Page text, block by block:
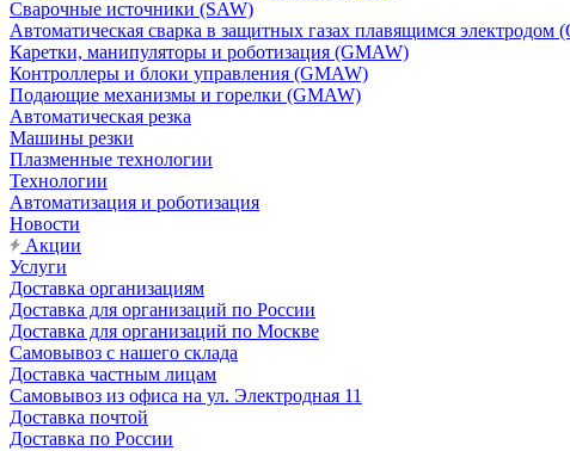
Сварочные источники (SAW)
Автоматическая сварка в защитных газах плавящимся электродом
Каретки, манипуляторы и роботизация (GMAW)
Контроллеры и блоки управления (GMAW)
Подающие механизмы и горелки (GMAW)
Автоматическая резка
Машины резки
Плазменные технологии
Технологии
Автоматизация и роботизация
Новости
Акции
Услуги
Доставка организациям
Доставка для организаций по России
Доставка для организаций по Москве
Самовывоз с нашего склада
Доставка частным лицам
Самовывоз из офиса на ул. Электродная 11
Доставка почтой
Доставка по России